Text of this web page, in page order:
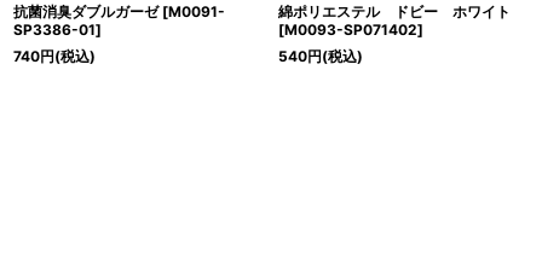
抗菌消臭ダブルガーゼ [M0091-
SP3386-01]
740円(税込)
綿ポリエステル ドビー ホワイト
[M0093-SP071402]
540円(税込)